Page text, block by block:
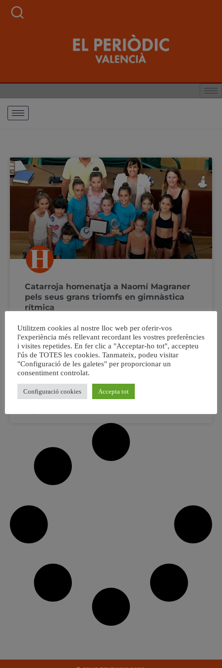
Catarroja homenatja a Naomí Magraner
pels seus grans triomfs en gimnàstica
rítmica
Amb tan sols 7 anys Naomi Magraner és una de les
grans promeses de l’esport a Catarroja i des de la
regidoria d’Esports s’ha volgut reconéixer els seus
primers grans passos en la gimnàstica rítmica . El Club
de Gimnàstica Rítmica de Catarroja és un bressol de
grans esportistes que
Utilitzem cookies al nostre lloc web per oferir-vos
l'experiència més rellevant recordant les vostres preferències
i visites repetides. En fer clic a "Acceptar-ho tot", accepteu
l'ús de TOTES les cookies. Tanmateix, podeu visitar
"Configuració de les galetes" per proporcionar un
consentiment controlat.
Configuració cookies Accepta tot